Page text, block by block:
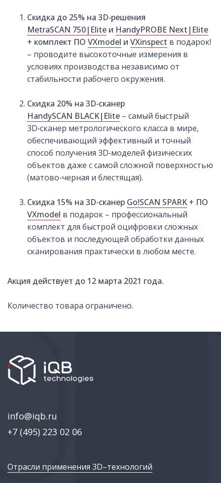
Скидка до 25% на 3D‑решения
MetraSCAN 750|Elite и HandyPROBE Next|Elite
+ комплект ПО VXmodel и VXinspect в подарок!
– проводите высокоточные измерения в
условиях производства независимо от
стабильности рабочего окружения.
Скидка 20% на 3D‑сканер
HandySCAN BLACK|Elite – самый быстрый
3D‑сканер метрологического класса в мире,
обеспечивающий эффективный и точный
способ получения 3D‑моделей физических
объектов даже с самой сложной поверхностью
(матово-черная и блестящая).
Скидка 15% на 3D‑сканер Go!SCAN SPARK+ ПО
VXmodel в подарок – профессиональный
комплект для быстрой оцифровки сложных
объектов и последующей обработки данных
сканирования практически в любом месте.
Акция действует до 12 марта 2021 года.
Количество товара ограничено.
info@iqb.ru
+7 (495) 223 02 06
Отрасли применения 3D–технологий